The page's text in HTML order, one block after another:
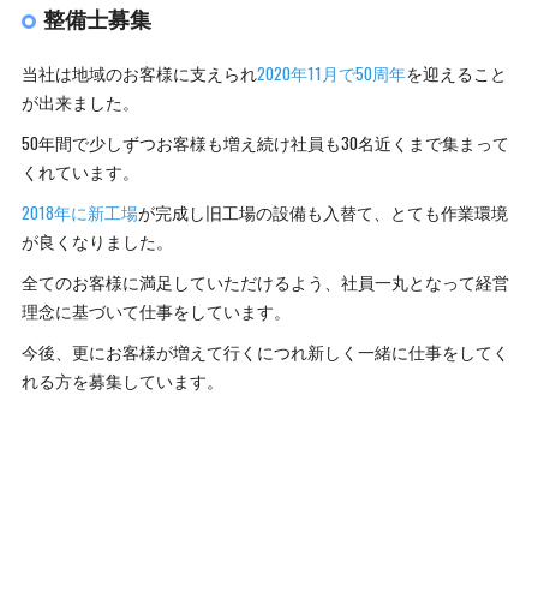
整備士募集
当社は地域のお客様に支えられ2020年11月で50周年を迎えること
が出来ました。
50年間で少しずつお客様も増え続け社員も30名近くまで集まって
くれています。
2018年に新工場が完成し旧工場の設備も入替て、とても作業環境
が良くなりました。
全てのお客様に満足していただけるよう、社員一丸となって経営
理念に基づいて仕事をしています。
今後、更にお客様が増えて行くにつれ新しく一緒に仕事をしてく
れる方を募集しています。